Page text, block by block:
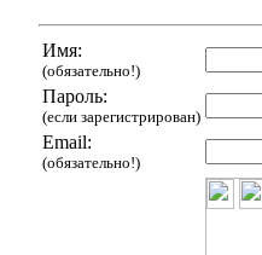
Имя:
(обязательно!)
Пароль:
(если зарегистрирован)
Email:
(обязательно!)